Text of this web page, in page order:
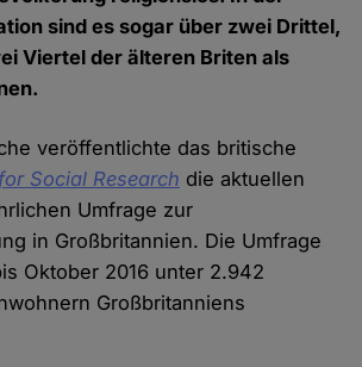
sind es sogar über zwei Drittel,
Viertel der älteren Briten als
veröffentlichte das britische
Social Research die aktuellen
Umfrage zur
in Großbritannien. Die Umfrage
Oktober 2016 unter 2.942
Großbritanniens